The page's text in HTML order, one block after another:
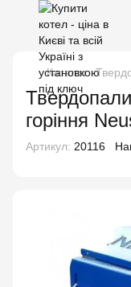
Каталог
горіння
Артикул: 20116